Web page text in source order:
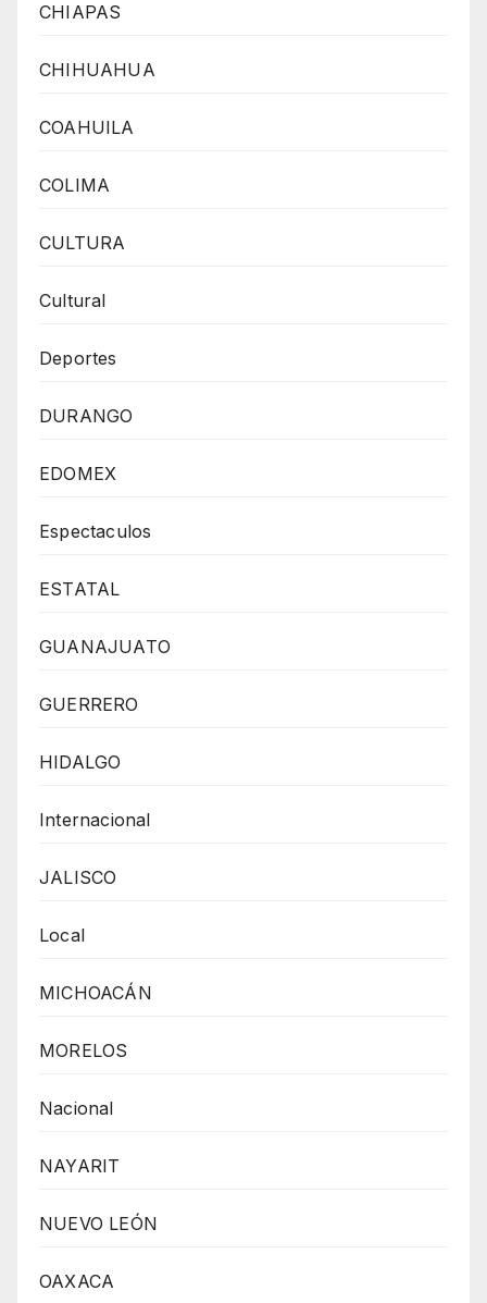
CHIAPAS
CHIHUAHUA
COAHUILA
COLIMA
CULTURA
Cultural
Deportes
DURANGO
EDOMEX
Espectaculos
ESTATAL
GUANAJUATO
GUERRERO
HIDALGO
Internacional
JALISCO
Local
MICHOACÁN
MORELOS
Nacional
NAYARIT
NUEVO LEÓN
OAXACA